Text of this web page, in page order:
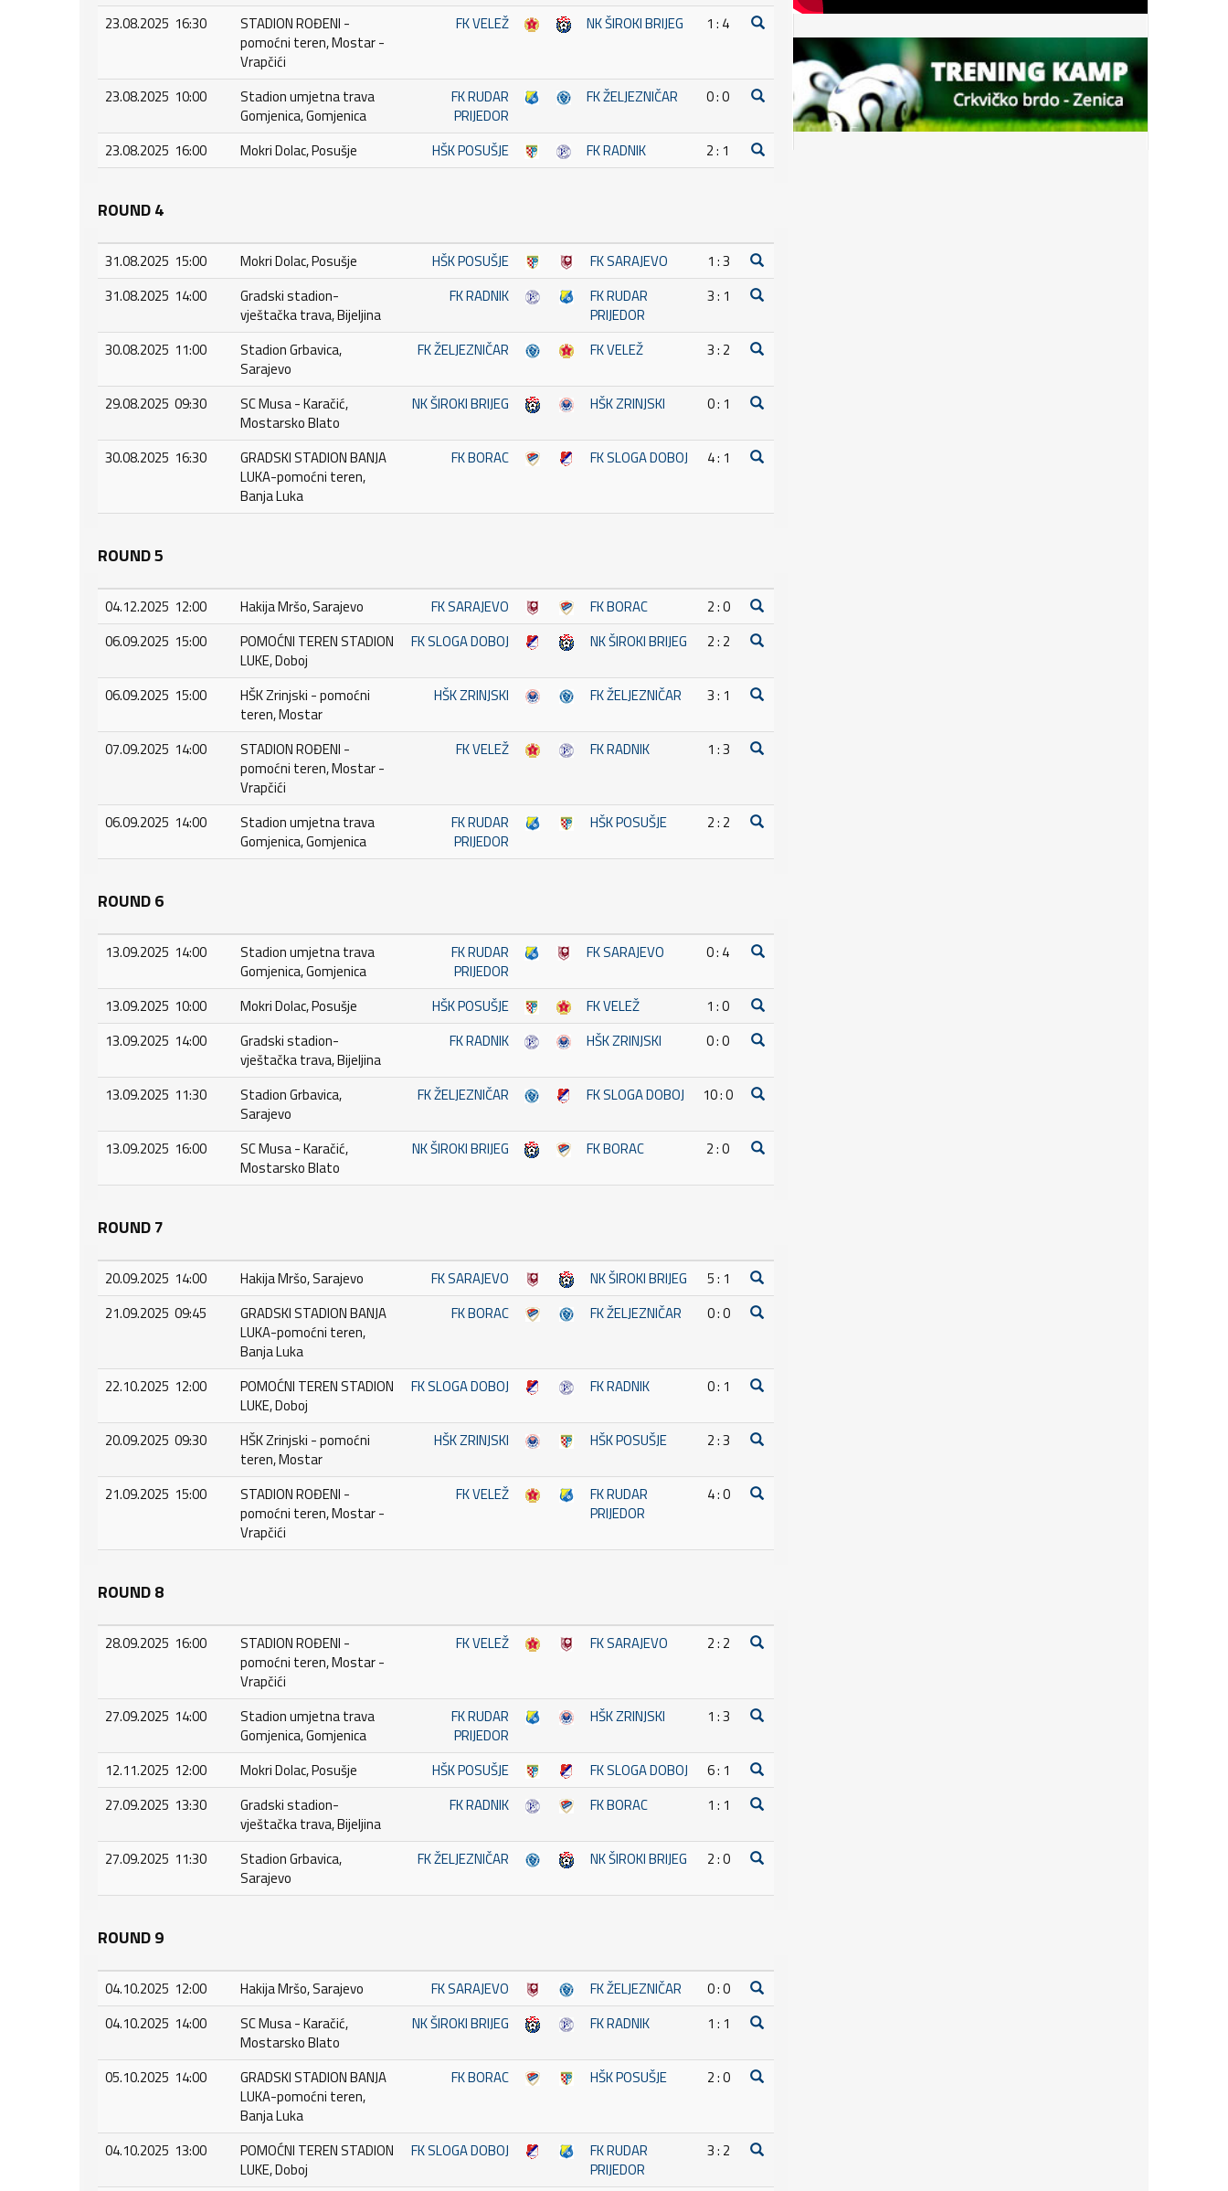
23.08.2025 16:30
STADION ROĐENI -
pomoćni teren, Mostar -
Vrapčići
FK VELEŽ NK ŠIROKI BRIJEG 1 : 4
23.08.2025 10:00
Stadion umjetna trava
Gomjenica, Gomjenica
FK RUDAR
PRIJEDOR
FK ŽELJEZNIČAR 0 : 0
23.08.2025 16:00 Mokri Dolac, Posušje HŠK POSUŠJE FK RADNIK 2 : 1
ROUND 4
31.08.2025 15:00 Mokri Dolac, Posušje HŠK POSUŠJE FK SARAJEVO
1 : 3
31.08.2025 14:00
Gradski stadion-
vještačka trava, Bijeljina
FK RADNIK
FK RUDAR
PRIJEDOR
3 : 1
30.08.2025 11:00
Stadion Grbavica,
Sarajevo
FK ŽELJEZNIČAR FK VELEŽ 3 : 2
29.08.2025 09:30
SC Musa - Karačić,
Mostarsko Blato
NK ŠIROKI BRIJEG HŠK ZRINJSKI 0 : 1
30.08.2025 16:30
GRADSKI STADION BANJA
LUKA-pomoćni teren,
Banja Luka
FK BORAC FK SLOGA DOBOJ 4 : 1
ROUND 5
04.12.2025 12:00 Hakija Mršo, Sarajevo FK SARAJEVO FK BORAC
2 : 0
06.09.2025 15:00
POMOĆNI TEREN STADION
LUKE, Doboj
FK SLOGA DOBOJ NK ŠIROKI BRIJEG 2 : 2
06.09.2025 15:00
HŠK Zrinjski - pomoćni
teren, Mostar
HŠK ZRINJSKI FK ŽELJEZNIČAR 3 : 1
07.09.2025 14:00
STADION ROĐENI -
pomoćni teren, Mostar -
Vrapčići
FK VELEŽ FK RADNIK 1 : 3
06.09.2025 14:00
Stadion umjetna trava
Gomjenica, Gomjenica
FK RUDAR
PRIJEDOR
HŠK POSUŠJE 2 : 2
ROUND 6
13.09.2025 14:00
Stadion umjetna trava
Gomjenica, Gomjenica
FK RUDAR
PRIJEDOR
FK SARAJEVO 0 : 4
13.09.2025 10:00 Mokri Dolac, Posušje HŠK POSUŠJE FK VELEŽ
1 : 0
13.09.2025 14:00
Gradski stadion-
vještačka trava, Bijeljina
FK RADNIK HŠK ZRINJSKI 0 : 0
13.09.2025 11:30
Stadion Grbavica,
Sarajevo
FK ŽELJEZNIČAR FK SLOGA DOBOJ 10 : 0
13.09.2025 16:00
SC Musa - Karačić,
Mostarsko Blato
NK ŠIROKI BRIJEG FK BORAC 2 : 0
ROUND 7
20.09.2025 14:00 Hakija Mršo, Sarajevo FK SARAJEVO NK ŠIROKI BRIJEG
5 : 1
21.09.2025 09:45
GRADSKI STADION BANJA
LUKA-pomoćni teren,
Banja Luka
FK BORAC FK ŽELJEZNIČAR 0 : 0
22.10.2025 12:00
POMOĆNI TEREN STADION
LUKE, Doboj
FK SLOGA DOBOJ FK RADNIK 0 : 1
20.09.2025 09:30
HŠK Zrinjski - pomoćni
teren, Mostar
HŠK ZRINJSKI HŠK POSUŠJE 2 : 3
21.09.2025 15:00
STADION ROĐENI -
pomoćni teren, Mostar -
Vrapčići
FK VELEŽ
FK RUDAR
PRIJEDOR
4 : 0
ROUND 8
28.09.2025 16:00
STADION ROĐENI -
pomoćni teren, Mostar -
Vrapčići
FK VELEŽ FK SARAJEVO 2 : 2
27.09.2025 14:00
Stadion umjetna trava
Gomjenica, Gomjenica
FK RUDAR
PRIJEDOR
HŠK ZRINJSKI 1 : 3
12.11.2025 12:00 Mokri Dolac, Posušje HŠK POSUŠJE FK SLOGA DOBOJ
6 : 1
27.09.2025 13:30
Gradski stadion-
vještačka trava, Bijeljina
FK RADNIK FK BORAC 1 : 1
27.09.2025 11:30
Stadion Grbavica,
Sarajevo
FK ŽELJEZNIČAR NK ŠIROKI BRIJEG 2 : 0
ROUND 9
04.10.2025 12:00 Hakija Mršo, Sarajevo FK SARAJEVO FK ŽELJEZNIČAR
0 : 0
04.10.2025 14:00
SC Musa - Karačić,
Mostarsko Blato
NK ŠIROKI BRIJEG FK RADNIK 1 : 1
05.10.2025 14:00
GRADSKI STADION BANJA
LUKA-pomoćni teren,
Banja Luka
FK BORAC HŠK POSUŠJE 2 : 0
04.10.2025 13:00
POMOĆNI TEREN STADION
LUKE, Doboj
FK SLOGA DOBOJ
FK RUDAR
PRIJEDOR
3 : 2